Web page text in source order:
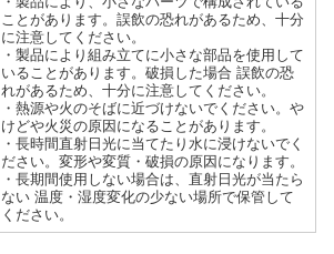
ことがあります。誤飲の恐れがあるため、十分
に注意してください。
・製品により組み立てに小さな部品を使用して
いることがあります。破損した場合 誤飲の恐
れがあるため、十分に注意してください。
・熱源や火のそばに近づけないでください。や
けどや火災の原因になることがあります。
・長時間直射日光に当てたり水に浸けないでく
ださい。変形や変質・破損の原因になります。
・長期間使用しない場合は、直射日光が当たら
ない 温度・湿度変化の少ない場所で保管して
ください。